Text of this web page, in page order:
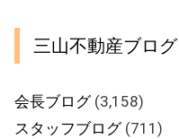
三山不動産ブログ
会長ブログ(3,158)
スタッフブログ(711)